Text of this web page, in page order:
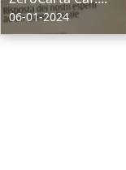
06-01-2024